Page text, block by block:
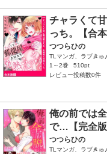
チャラくて
っち。【合
つつらひの
TLマンガ、ラブきゅ
1～2巻
510pt
レビュー投稿数0件
俺の前では
で…【完全版
つつらひの
TLマンガ、ラブきゅ